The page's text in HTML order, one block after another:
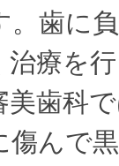
。歯に
療を
歯科
傷んで